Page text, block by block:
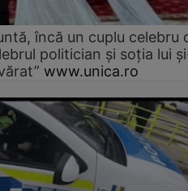
încă un cuplu celebru
politician și soția lui
www.unica.ro